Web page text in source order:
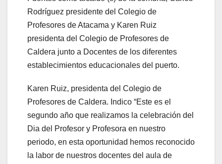
Rodríguez presidente del Colegio de
Profesores de Atacama y Karen Ruiz
presidenta del Colegio de Profesores de
Caldera junto a Docentes de los diferentes
establecimientos educacionales del puerto.
Karen Ruiz, presidenta del Colegio de
Profesores de Caldera. Indico “Este es el
segundo año que realizamos la celebración del
Dia del Profesor y Profesora en nuestro
periodo, en esta oportunidad hemos reconocido
la labor de nuestros docentes del aula de